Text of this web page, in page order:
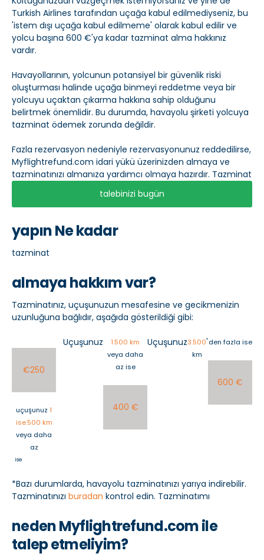
Turkish Airlines tarafından uçağa kabul edilmediyseniz, bu
'istem dışı uçağa kabul edilmeme' olarak kabul edilir ve
yolcu başına 600 €'ya kadar tazminat alma hakkınız
vardır.
Havayollarının, yolcunun potansiyel bir güvenlik riski
oluşturması halinde uçağa binmeyi reddetme veya bir
yolcuyu uçaktan çıkarma hakkına sahip olduğunu
belirtmek önemlidir. Bu durumda, havayolu şirketi yolcuya
tazminat ödemek zorunda değildir.
Fazla rezervasyon nedeniyle rezervasyonunuz reddedilirse,
Myflightrefund.com idari yükü üzerinizden almaya ve
tazminatınızı almanıza yardımcı olmaya hazırdır. Tazminat
talebinizi bugün
yapın Ne kadar
tazminat
almaya hakkım var?
Tazminatınız, uçuşunuzun mesafesine ve gecikmenizin
uzunluğuna bağlıdır, aşağıda gösterildiği gibi:
€250
uçuşunuz 1
ise.500 km
veya daha
az
ise
Uçuşunuz
1.500 km
veya daha
az ise
400 €
Uçuşunuz3.500
km
'den fazla ise
600 €
*Bazı durumlarda, havayolu tazminatınızı yarıya indirebilir.
Tazminatınızı buradan kontrol edin. Tazminatımı
neden Myflightrefund.com ile
talep etmeliyim?